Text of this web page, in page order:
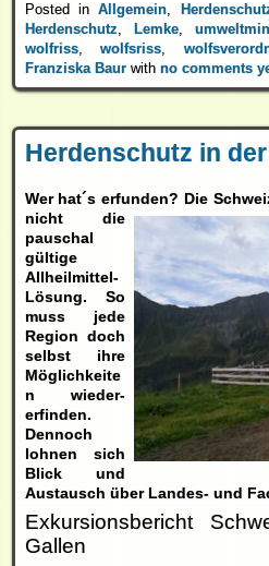
Posted inAllgemein,
Herdenschutz, Lemke,
wolfriss,wolfsriss,
Franziska Baurwith no comments
Herdenschutz in
Wer hat´s erfunden? Die
nicht die
pauschal
gültige
Allheilmittel-
Lösung. So
muss jede
Region doch
selbst ihre
Möglichkeite
n wieder-
erfinden.
Dennoch
lohnen sich
Blick und
Austausch über Landes- und
Exkursionsbericht
Gallen